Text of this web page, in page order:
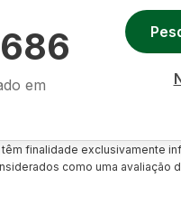
em
finalidade exclusivamente
como uma avaliação